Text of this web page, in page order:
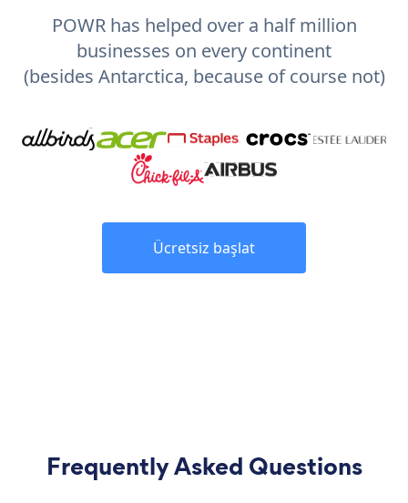
POWR has helped over a half million
businesses on every continent
(besides Antarctica, because of course not)
Ücretsiz başlat
Frequently Asked Questions